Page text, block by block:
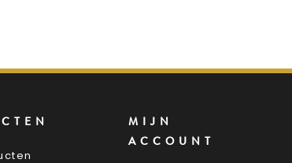
MIJN
ACCOUNT